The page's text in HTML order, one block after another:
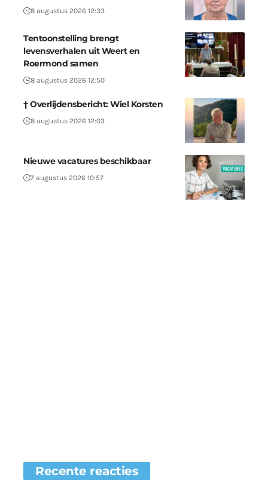
8 augustus 2026 12:33
Tentoonstelling brengt
levensverhalen uit Weert en
Roermond samen
8 augustus 2026 12:50
† Overlijdensbericht: Wiel Korsten
8 augustus 2026 12:03
Nieuwe vacatures beschikbaar
7 augustus 2026 10:57
Recente reacties